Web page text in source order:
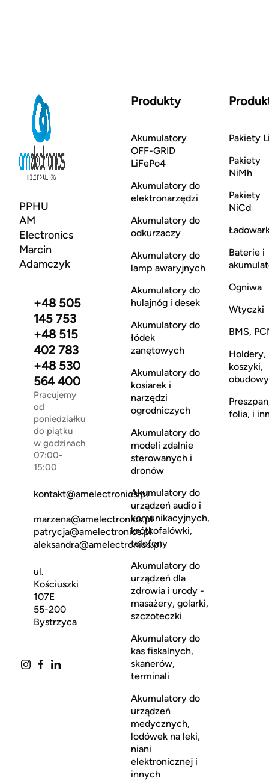
PPHU
AM
Electronics
Marcin
Adamczyk
+48 505
145 753
+48 515
402 783
+48 530
564 400
Pracujemy
od
poniedziałku
do piątku
w godzinach
07:00-
15:00
kontakt@amelectronics.pl
marzena@amelectronics.pl
patrycja@amelectronics.pl
aleksandra@amelectronics.pl
ul.
Kościuszki
107E
55-200
Bystrzyca
Produkty
Akumulatory
OFF-GRID
LiFePo4
Akumulatory do
elektronarzędzi
Akumulatory do
odkurzaczy
Akumulatory do
lamp awaryjnych
Akumulatory do
hulajnóg i desek
Akumulatory do
łódek
zanętowych
Akumulatory do
kosiarek i
narzędzi
ogrodniczych
Akumulatory do
modeli zdalnie
sterowanych i
dronów
Akumulatory do
urządzeń audio i
komunikacyjnych,
krótkofalówki,
telefony
Akumulatory do
urządzeń dla
zdrowia i urody -
masażery, golarki,
szczoteczki
Akumulatory do
kas fiskalnych,
skanerów,
terminali
Akumulatory do
urządzeń
medycznych,
lodówek na leki,
niani
elektronicznej i
innych
Pakiety
Pakiety
NiMh
Pakiety
NiCd
Baterie i
Ogniwa
Wtyczki
BMS,
Holdery,
koszyki,
obudowy
folia, i